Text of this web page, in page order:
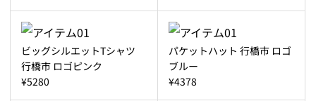
ビッグシルエットTシャツ
行橋市 ロゴピンク
¥5280
パケットハット 行橋市 ロゴ
ブルー
¥4378